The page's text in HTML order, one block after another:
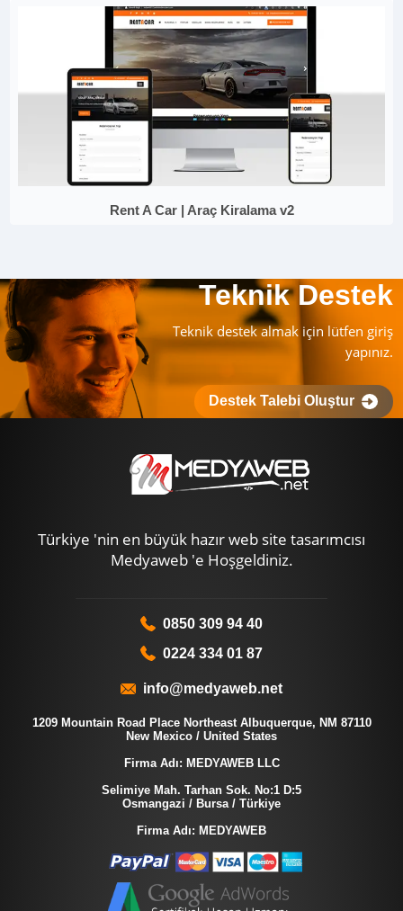
Rent A Car | Araç Kiralama v2
Teknik Destek
Teknik destek almak için lütfen giriş
yapınız.
Destek Talebi Oluştur
Türkiye 'nin en büyük hazır web site tasarımcısı
Medyaweb 'e Hoşgeldiniz.
0850 309 94 40
0224 334 01 87
info@medyaweb.net
1209 Mountain Road Place Northeast Albuquerque, NM 87110
New Mexico / United States
Firma Adı: MEDYAWEB LLC
Selimiye Mah. Tarhan Sok. No:1 D:5
Osmangazi / Bursa / Türkiye
Firma Adı: MEDYAWEB